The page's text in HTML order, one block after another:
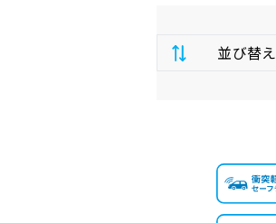
並び替え
払
総
額